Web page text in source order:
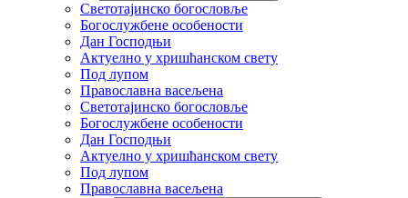
Светотајинско богословље
Богослужбене особености
Дан Господњи
Актуелно у хришћанском свету
Под лупом
Православна васељена
Светотајинско богословље
Богослужбене особености
Дан Господњи
Актуелно у хришћанском свету
Под лупом
Православна васељена